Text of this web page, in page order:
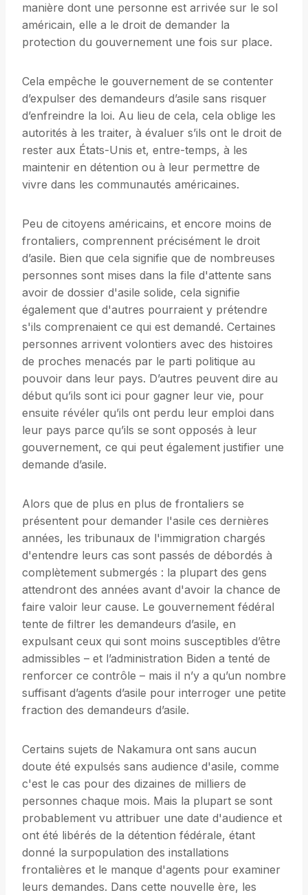
manière dont une personne est arrivée sur le sol
américain, elle a le droit de demander la
protection du gouvernement une fois sur place.
Cela empêche le gouvernement de se contenter
d’expulser des demandeurs d’asile sans risquer
d’enfreindre la loi. Au lieu de cela, cela oblige les
autorités à les traiter, à évaluer s’ils ont le droit de
rester aux États-Unis et, entre-temps, à les
maintenir en détention ou à leur permettre de
vivre dans les communautés américaines.
Peu de citoyens américains, et encore moins de
frontaliers, comprennent précisément le droit
d’asile. Bien que cela signifie que de nombreuses
personnes sont mises dans la file d'attente sans
avoir de dossier d'asile solide, cela signifie
également que d'autres pourraient y prétendre
s'ils comprenaient ce qui est demandé. Certaines
personnes arrivent volontiers avec des histoires
de proches menacés par le parti politique au
pouvoir dans leur pays. D’autres peuvent dire au
début qu’ils sont ici pour gagner leur vie, pour
ensuite révéler qu’ils ont perdu leur emploi dans
leur pays parce qu’ils se sont opposés à leur
gouvernement, ce qui peut également justifier une
demande d’asile.
Alors que de plus en plus de frontaliers se
présentent pour demander l'asile ces dernières
années, les tribunaux de l'immigration chargés
d'entendre leurs cas sont passés de débordés à
complètement submergés : la plupart des gens
attendront des années avant d'avoir la chance de
faire valoir leur cause. Le gouvernement fédéral
tente de filtrer les demandeurs d’asile, en
expulsant ceux qui sont moins susceptibles d’être
admissibles – et l’administration Biden a tenté de
renforcer ce contrôle – mais il n’y a qu’un nombre
suffisant d’agents d’asile pour interroger une petite
fraction des demandeurs d’asile.
Certains sujets de Nakamura ont sans aucun
doute été expulsés sans audience d'asile, comme
c'est le cas pour des dizaines de milliers de
personnes chaque mois. Mais la plupart se sont
probablement vu attribuer une date d'audience et
ont été libérés de la détention fédérale, étant
donné la surpopulation des installations
frontalières et le manque d'agents pour examiner
leurs demandes. Dans cette nouvelle ère, les